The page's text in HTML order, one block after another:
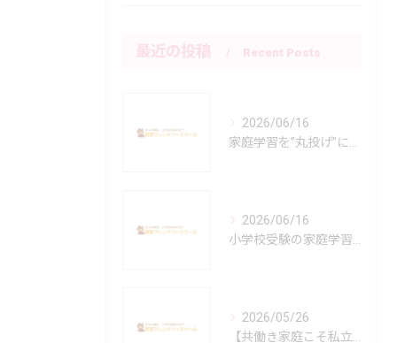
最近の投稿 Recent Posts
2026/06/16
2026/06/16
2026/05/26